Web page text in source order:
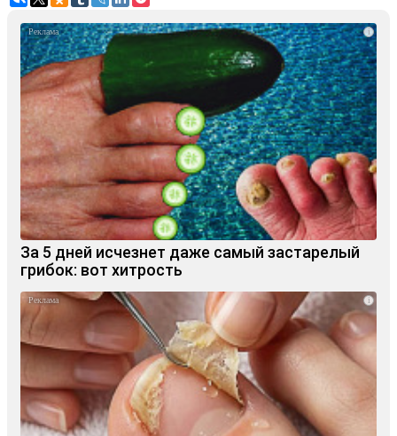
i
За 5 дней исчезнет даже самый застарелый
грибок: вот хитрость
i